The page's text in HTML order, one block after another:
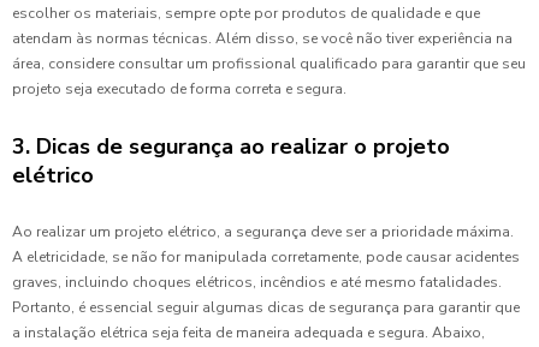
escolher os materiais, sempre opte por produtos de qualidade e que
atendam às normas técnicas. Além disso, se você não tiver experiência na
área, considere consultar um profissional qualificado para garantir que seu
projeto seja executado de forma correta e segura.
3. Dicas de segurança ao realizar o projeto
elétrico
Ao realizar um projeto elétrico, a segurança deve ser a prioridade máxima.
A eletricidade, se não for manipulada corretamente, pode causar acidentes
graves, incluindo choques elétricos, incêndios e até mesmo fatalidades.
Portanto, é essencial seguir algumas dicas de segurança para garantir que
a instalação elétrica seja feita de maneira adequada e segura. Abaixo,